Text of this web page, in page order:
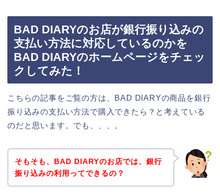
BAD DIARYのお店が銀行振り込みの
支払い方法に対応しているのかを
BAD DIARYのホームページをチェッ
クしてみた！
こちらの記事をご覧の方は、BAD DIARYの商品を銀行
振り込みの支払い方法で購入できたら？と考えている
のだと思います。でも、、、。
そもそも、BAD DIARYのお店では、銀行
振り込みの利用ってできるの？